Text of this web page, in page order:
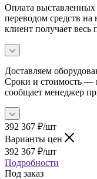
Оплата выставленных
переводом средств
клиент получает весь
Доставляем
Сроки и стоимость —
сообщает менеджер
392 367 ₽/шт
Варианты цен
392 367 ₽/шт
Подробности
Под заказ